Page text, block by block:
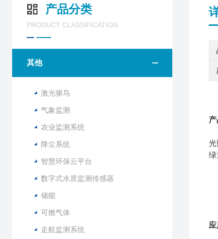
产品分类
PRODUCT CLASSIFICATION
其他
激光驱鸟
气象监测
农业监测系统
降尘系统
智慧环保云平台
数字式水质监测传感器
储能
可燃气体
走航监测系统
光
绿